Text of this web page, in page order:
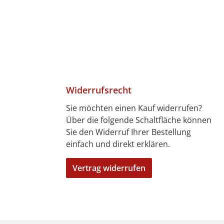
Widerrufsrecht
Sie möchten einen Kauf widerrufen?
Über die folgende Schaltfläche können
Sie den Widerruf Ihrer Bestellung
einfach und direkt erklären.
Vertrag widerrufen